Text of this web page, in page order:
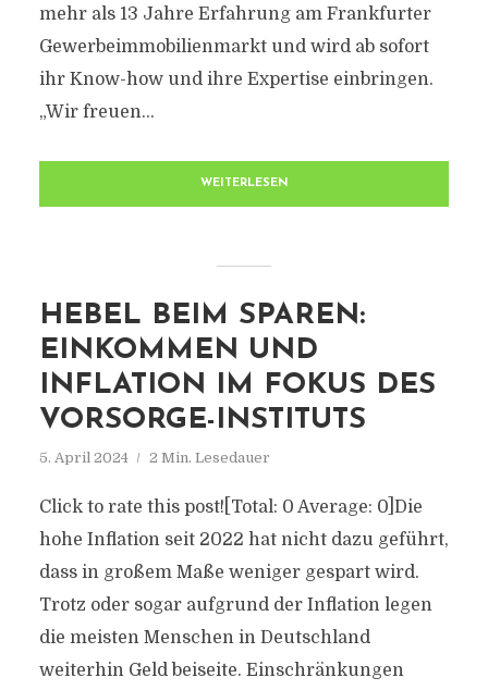
mehr als 13 Jahre Erfahrung am Frankfurter
Gewerbeimmobilienmarkt und wird ab sofort
ihr Know-how und ihre Expertise einbringen.
„Wir freuen...
WEITERLESEN
HEBEL BEIM SPAREN:
EINKOMMEN UND
INFLATION IM FOKUS DES
VORSORGE-INSTITUTS
5. April 2024 2 Min. Lesedauer
Click to rate this post![Total: 0 Average: 0]Die
hohe Inflation seit 2022 hat nicht dazu geführt,
dass in großem Maße weniger gespart wird.
Trotz oder sogar aufgrund der Inflation legen
die meisten Menschen in Deutschland
weiterhin Geld beiseite. Einschränkungen